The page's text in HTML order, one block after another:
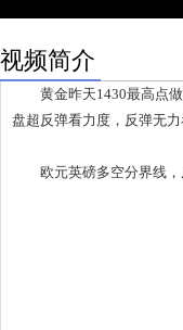
视频简介
黄金昨天1430最高点做
盘超反弹看力度，反弹无力
欧元英磅多空分界线，